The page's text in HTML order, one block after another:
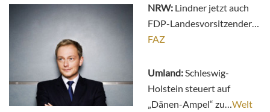
NRW: Lindner jetzt auch
FDP-Landesvorsitzender…
FAZ
Umland:Schleswig-
Holstein steuert auf
„Dänen-Ampel“ zu…Welt